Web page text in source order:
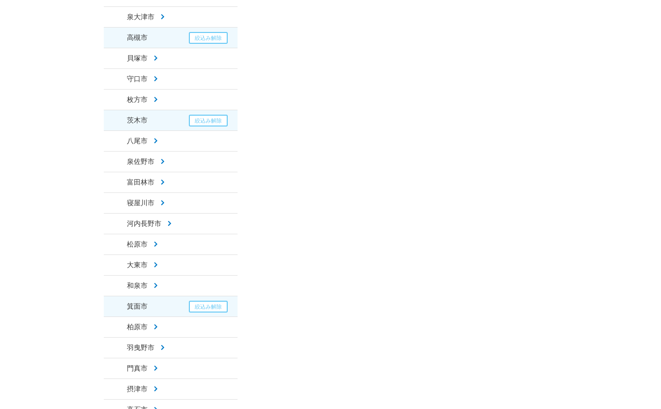
泉大津市
高槻市
貝塚市
守口市
枚方市
茨木市
八尾市
泉佐野市
富田林市
寝屋川市
河内長野市
松原市
大東市
和泉市
箕面市
柏原市
羽曳野市
門真市
摂津市